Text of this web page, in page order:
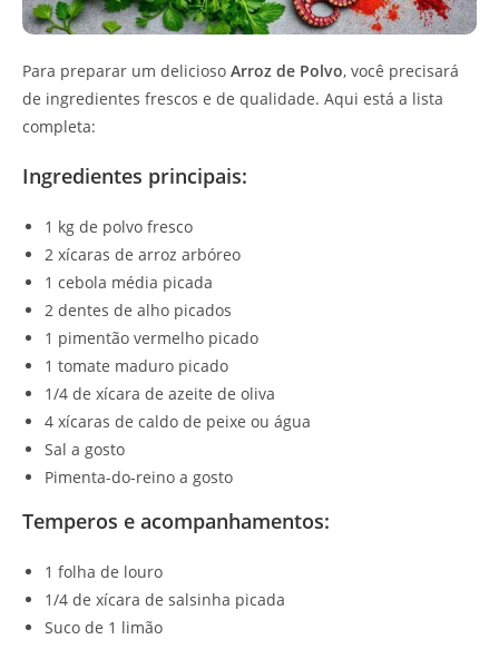
Para preparar um delicioso Arroz de Polvo, você precisará
de ingredientes frescos e de qualidade. Aqui está a lista
completa:
Ingredientes principais:
1 kg de polvo fresco
2 xícaras de arroz arbóreo
1 cebola média picada
2 dentes de alho picados
1 pimentão vermelho picado
1 tomate maduro picado
1/4 de xícara de azeite de oliva
4 xícaras de caldo de peixe ou água
Sal a gosto
Pimenta-do-reino a gosto
Temperos e acompanhamentos:
1 folha de louro
1/4 de xícara de salsinha picada
Suco de 1 limão